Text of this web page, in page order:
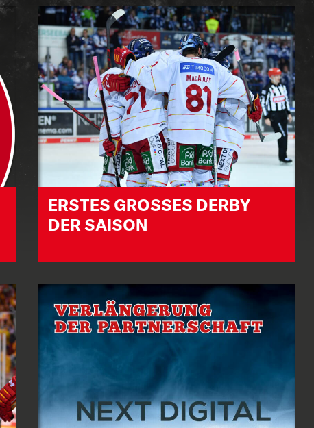
ERSTES GROSSES DERBY D
ER SAISON